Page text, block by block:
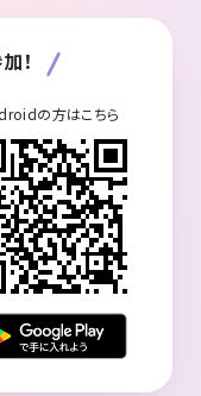
！
の方はこちら